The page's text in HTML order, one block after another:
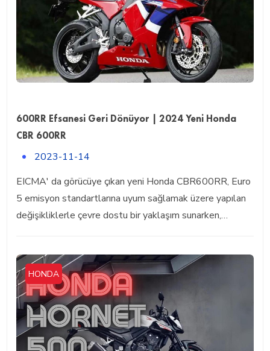
600RR Efsanesi Geri Dönüyor | 2024 Yeni Honda
CBR 600RR
2023-11-14
EICMA' da görücüye çıkan yeni Honda CBR600RR, Euro
5 emisyon standartlarına uyum sağlamak üzere yapılan
değişikliklerle çevre dostu bir yaklaşım sunarken,…
HONDA